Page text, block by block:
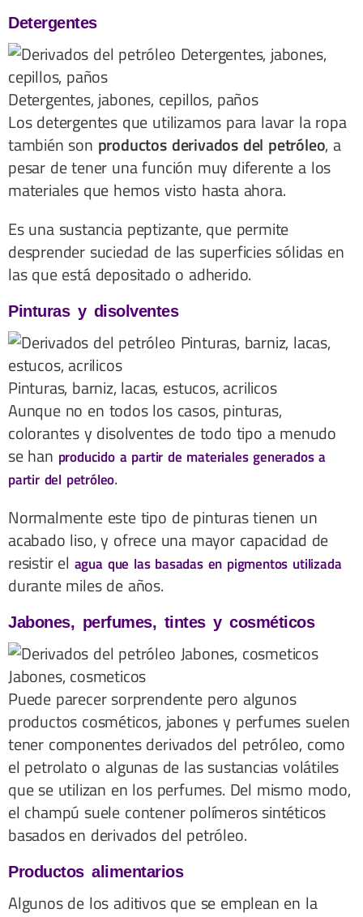
Detergentes
Detergentes, jabones, cepillos, paños
Los detergentes que utilizamos para lavar la ropa
también son productos derivados del petróleo, a
pesar de tener una función muy diferente a los
materiales que hemos visto hasta ahora.
Es una sustancia peptizante, que permite
desprender suciedad de las superficies sólidas en
las que está depositado o adherido.
Pinturas y disolventes
Pinturas, barniz, lacas, estucos, acrilicos
Aunque no en todos los casos, pinturas,
colorantes y disolventes de todo tipo a menudo
se han producido a partir de materiales generados a
partir del petróleo.
Normalmente este tipo de pinturas tienen un
acabado liso, y ofrece una mayor capacidad de
resistir el agua que las basadas en pigmentos utilizada
durante miles de años.
Jabones, perfumes, tintes y cosméticos
Jabones, cosmeticos
Puede parecer sorprendente pero algunos
productos cosméticos, jabones y perfumes suelen
tener componentes derivados del petróleo, como
el petrolato o algunas de las sustancias volátiles
que se utilizan en los perfumes. Del mismo modo,
el champú suele contener polímeros sintéticos
basados en derivados del petróleo.
Productos alimentarios
Algunos de los aditivos que se emplean en la